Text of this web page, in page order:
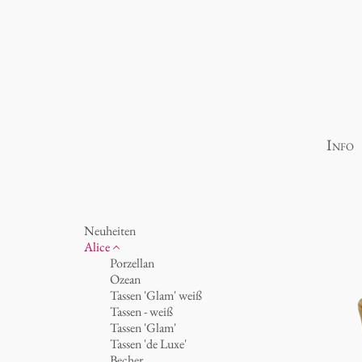
Info
Neuheiten
Alice
Porzellan
Ozean
Tassen 'Glam' weiß
Tassen - weiß
Tassen 'Glam'
Tassen 'de Luxe'